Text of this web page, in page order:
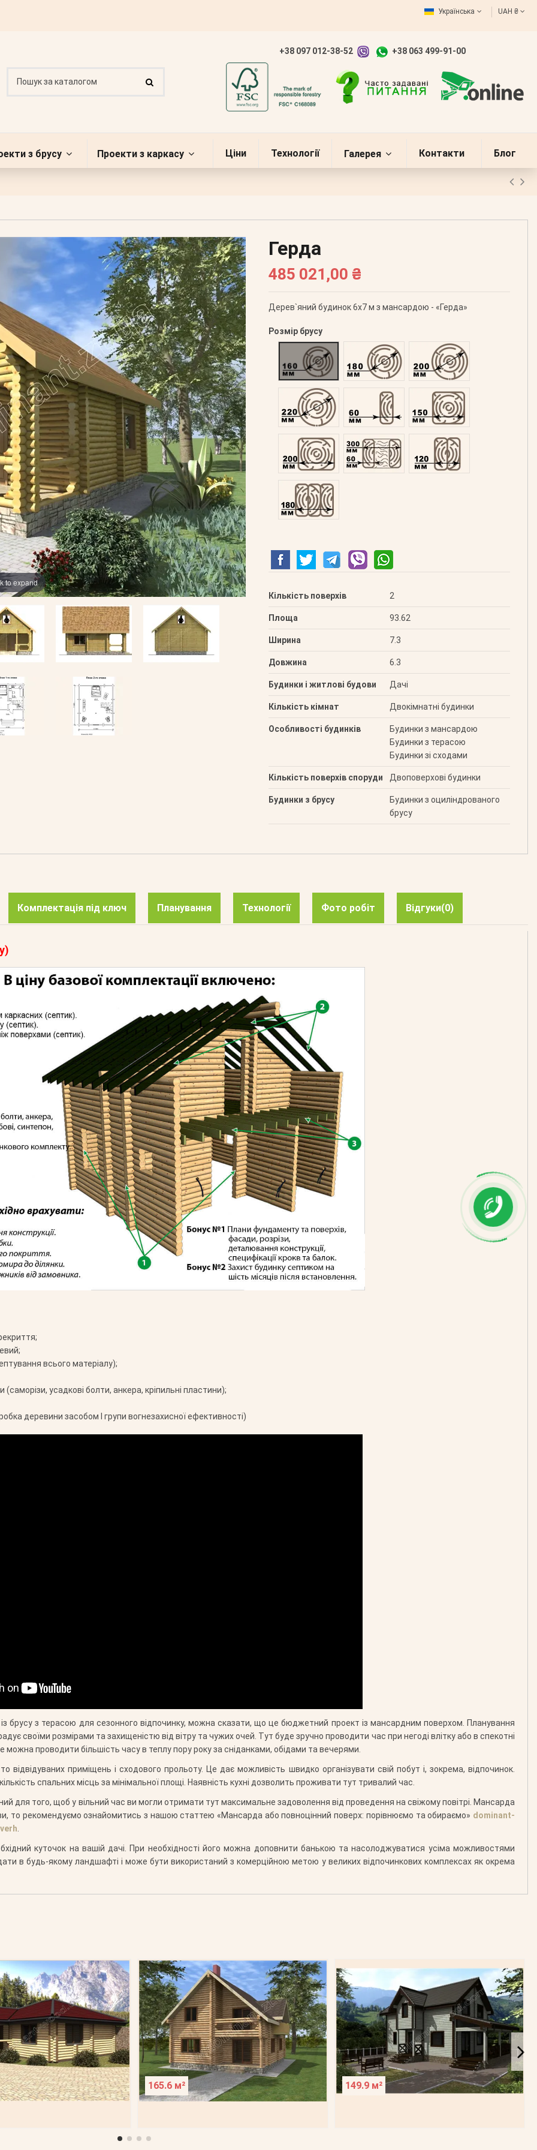
Українська UAH ₴
+38 097 012-38-52 +38 063 499-91-00
з брусу Проекти з каркасу Ціни Технології Галерея Контакти Блог
to expand
Герда
485 021,00 ₴
Дерев`яний будинок 6х7 м з мансардою - «Герда»
Розмір брусу
Оциліндрований 160Оциліндрований 180Оциліндрований 200
Оциліндрований 220Профільований 60Профільований 150
Профільований 200Подвійний 300 Клеєний 120
Клеєний 180
Кількість поверхів 2
Площа 93.62
Ширина 7.3
Довжина 6.3
Будинки і житлові будови Дачі
Кількість кімнат Двокімнатні будинки
Особливості будинків
Будинки з мансардою
Будинки з терасою
Будинки зі сходами
Кількість поверхів споруди Двоповерхові будинки
Будинки з брусу
Будинки з оциліндрованого
брусу
Комплектація під ключ Планування Технології Фото робіт Відгуки(0)
всього матеріалу);
(саморізи, усадкові болти, анкера, кріпильні пластини);
деревини засобом І групи вогнезахисної ефективності)
брусу з терасою для сезонного відпочинку, можна сказати, що це бюджетний проект із мансардним поверхом. Планування
своїми розмірами та захищеністю від вітру та чужих очей. Тут буде зручно проводити час при негоді влітку або в спекотні
проводити більшість часу в теплу пору року за сніданками, обідами та вечерями.
відвідуваних приміщень і сходового прольоту. Це дає можливість швидко організувати свій побут і, зокрема, відпочинок.
спальних місць за мінімальної площі. Наявність кухні дозволить проживати тут тривалий час.
для того, щоб у вільний час ви могли отримати тут максимальне задоволення від проведення на свіжому повітрі. Мансарда
то рекомендуємо ознайомитись з нашою статтею «Мансарда або повноцінний поверх: порівнюємо та обираємо» dominant-
куточок на вашій дачі. При необхідності його можна доповнити банькою та насолоджуватися усіма можливостями
в будь-якому ландшафті і може бути використаний з комерційною метою у великих відпочинкових комплексах як окрема
165.6 м² 149.9 м²